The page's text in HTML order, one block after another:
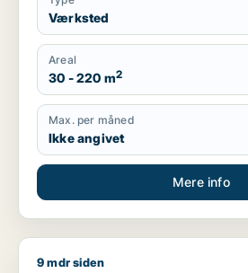
Værksted
Areal
30 - 220 m2
Max. per måned
Ikke angivet
Mere info
Hans søger kontor, lager,
9 mdr siden